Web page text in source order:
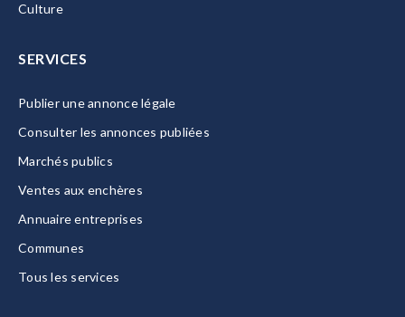
Culture
SERVICES
Publier une annonce légale
Consulter les annonces publiées
Marchés publics
Ventes aux enchères
Annuaire entreprises
Communes
Tous les services